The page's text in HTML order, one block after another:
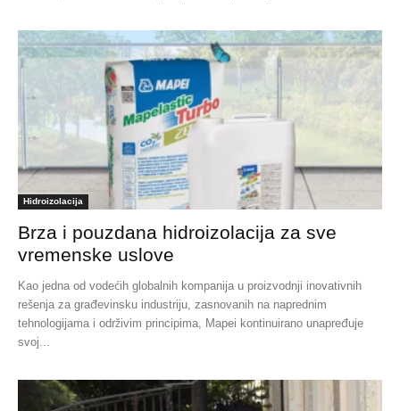
Hidroizolacija
Brza i pouzdana hidroizolacija za sve
vremenske uslove
Kao jedna od vodećih globalnih kompanija u proizvodnji inovativnih
rešenja za građevinsku industriju, zasnovanih na naprednim
tehnologijama i održivim principima, Mapei kontinuirano unapređuje
svoj...